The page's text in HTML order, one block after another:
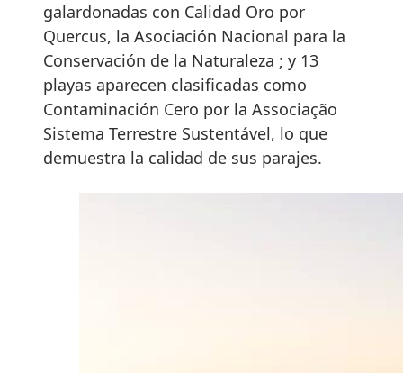
galardonadas con Calidad Oro por
Quercus, la Asociación Nacional para la
Conservación de la Naturaleza ; y 13
playas aparecen clasificadas como
Contaminación Cero por la Associação
Sistema Terrestre Sustentável, lo que
demuestra la calidad de sus parajes.